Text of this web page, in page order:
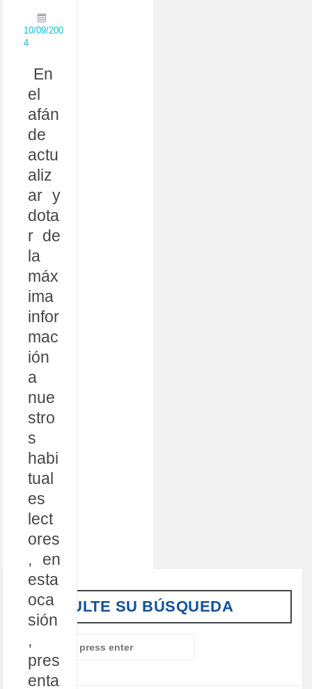
10/09/200
4
En
el
afán
de
actu
aliz
ar y
dota
r de
la
máx
ima
infor
mac
ión
a
nue
stro
s
habi
tual
es
lect
ores
, en
esta
oca
sión
,
pres
enta
CONSULTE SU BÚSQUEDA
e
a
r